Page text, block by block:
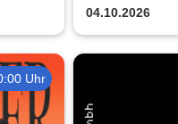
04.10.2026
Uhr